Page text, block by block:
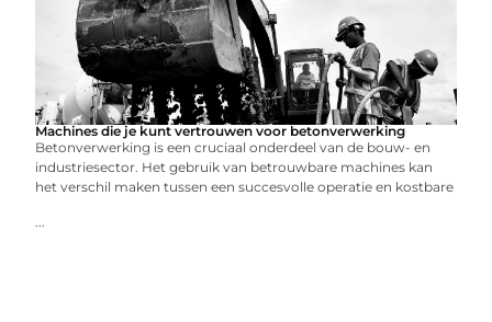
Machines die je kunt vertrouwen voor betonverwerking
Betonverwerking is een cruciaal onderdeel van de bouw- en
industriesector. Het gebruik van betrouwbare machines kan
het verschil maken tussen een succesvolle operatie en kostbare
...